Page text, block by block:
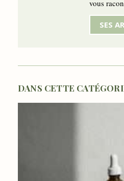
vous
SES
DANS CETTE